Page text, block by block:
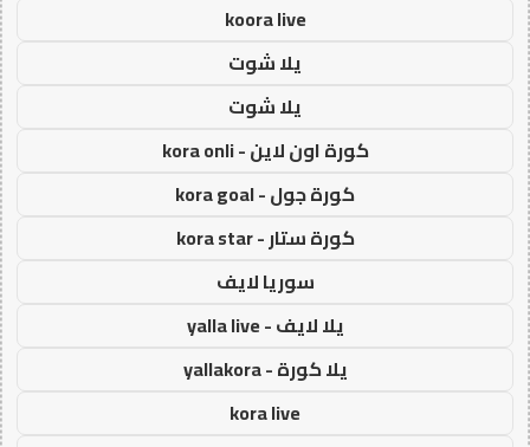
koora live
يلا شوت
يلا شوت
كورة اون لاين - kora onli
كورة جول - kora goal
كورة ستار - kora star
سوريا لايف
يلا لايف - yalla live
يلا كورة - yallakora
kora live